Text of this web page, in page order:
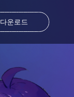
다운로드